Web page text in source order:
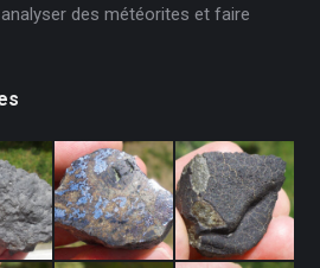
des météorites et faire